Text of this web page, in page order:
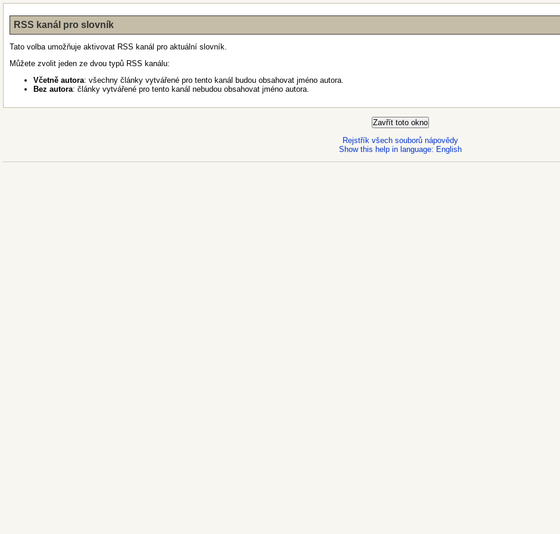
RSS kanál pro slovník
Tato volba umožňuje aktivovat RSS kanál pro aktuální slovník.
Můžete zvolit jeden ze dvou typů RSS kanálu:
Včetně autora: všechny články vytvářené pro tento kanál budou obsahovat jméno autora.
Bez autora: články vytvářené pro tento kanál nebudou obsahovat jméno autora.
Rejstřík všech souborů nápovědy
Show this help in language: English